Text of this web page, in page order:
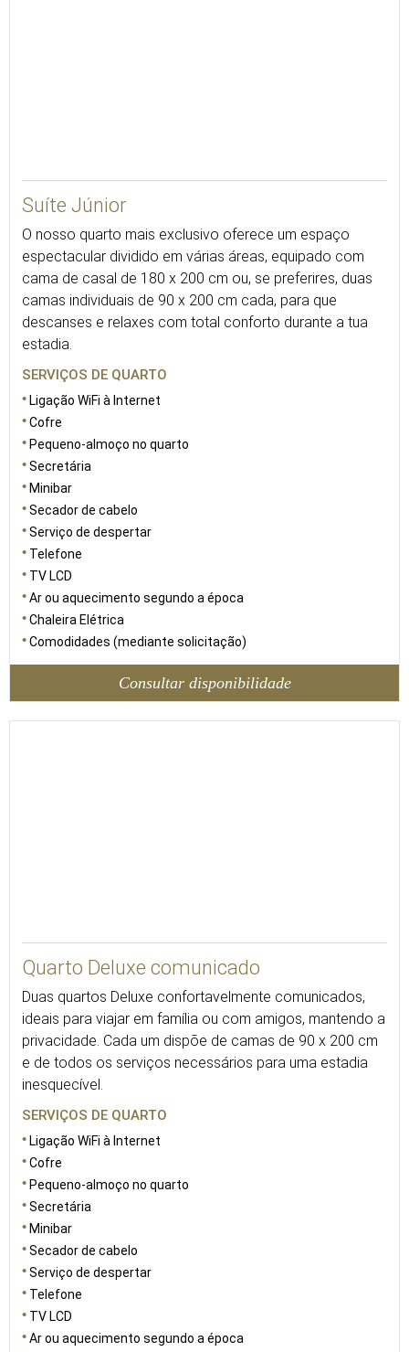
Suíte Júnior
O nosso quarto mais exclusivo oferece um espaço
espectacular dividido em várias áreas, equipado com
cama de casal de 180 x 200 cm ou, se preferires, duas
camas individuais de 90 x 200 cm cada, para que
descanses e relaxes com total conforto durante a tua
estadia.
SERVIÇOS DE QUARTO
Ligação WiFi à Internet
Cofre
Pequeno-almoço no quarto
Secretária
Minibar
Secador de cabelo
Serviço de despertar
Telefone
TV LCD
Ar ou aquecimento segundo a época
Chaleira Elétrica
Comodidades (mediante solicitação)
Consultar disponibilidade
Quarto Deluxe comunicado
Duas quartos Deluxe confortavelmente comunicados,
ideais para viajar em família ou com amigos, mantendo a
privacidade. Cada um dispõe de camas de 90 x 200 cm
e de todos os serviços necessários para uma estadia
inesquecível.
SERVIÇOS DE QUARTO
Ligação WiFi à Internet
Cofre
Pequeno-almoço no quarto
Secretária
Minibar
Secador de cabelo
Serviço de despertar
Telefone
TV LCD
Ar ou aquecimento segundo a época